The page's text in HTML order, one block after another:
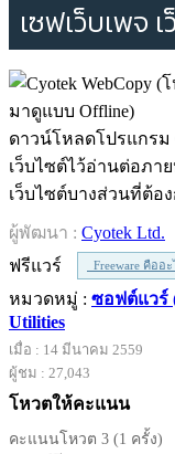
เซฟเว็บเพจ
ดาวน์โหลดโปรแกรม
เว็บไซต์ไว้อ่านต่อภา
เว็บไซต์บางส่วนที่ต้อ
ผู้พัฒนา : Cyotek Ltd.
ฟรีแวร์
Freeware คืออะ
หมวดหมู่ : ซอฟต์แวร์
Utilities
เมื่อ : 14 มีนาคม 2559
ผู้ชม : 27,043
โหวตให้คะแนน
คะแนนโหวต 3 (1 ครั้ง)